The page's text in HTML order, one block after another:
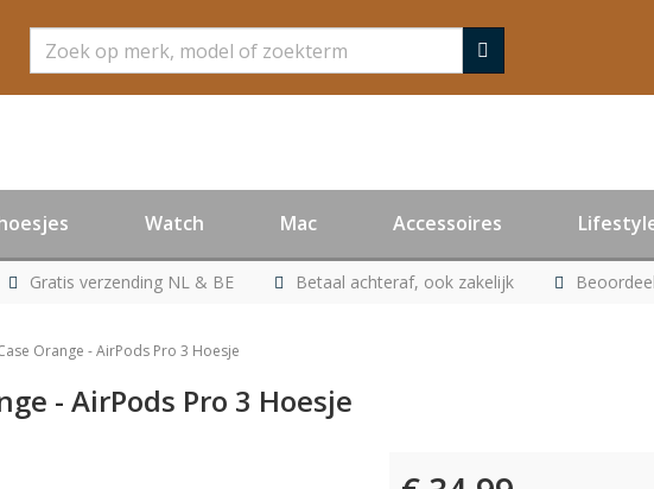
Zoeken
Watch Mac Accessoires
Gratis verzending NL & BE Betaal achteraf, ook zakelijk
Orange - AirPods Pro 3 Hoesje
- AirPods Pro 3 Hoesje